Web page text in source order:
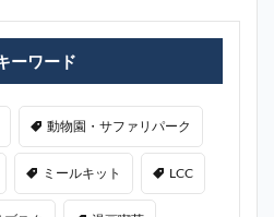
ーワード
動物園・サファリパーク
ミールキット LCC